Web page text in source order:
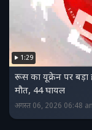
1:29
रूस का यूक्रेन पर बड़ा
मौत, 44 घायल
अगस्त 06, 2026 06:48